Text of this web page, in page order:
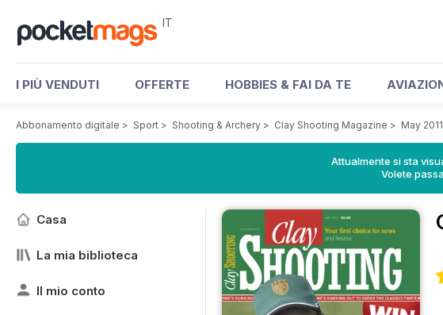
IT
I PIÙ VENDUTI OFFERTE HOBBIES & FAI DA TE
Abbonamento digitale > Sport > Shooting & Archery > Clay Shooting Magazine > May 2011
Attualmente si sta
Volete
Casa
La mia biblioteca
Il mio conto